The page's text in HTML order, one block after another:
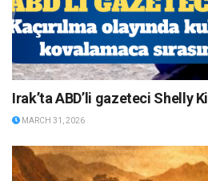
Irak’ta ABD’li gazeteci Shelly
MARCH 31, 2026